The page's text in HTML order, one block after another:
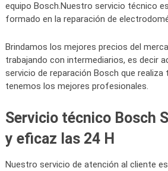
equipo Bosch.Nuestro servicio técnico
formado en la reparación de
Brindamos los mejores precios del
trabajando con intermediarios, es decir
servicio de reparación Bosch que realiza
tenemos los mejores profesionales.
Servicio técnico Bosch
y eficaz las 24 H
Nuestro servicio de atención al cliente